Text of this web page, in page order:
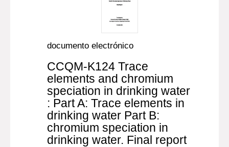
documento electrónico
CCQM-K124 Trace
elements and chromium
speciation in drinking water
: Part A: Trace elements in
drinking water Part B:
chromium speciation in
drinking water. Final report